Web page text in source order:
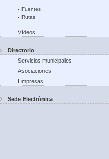
Fuentes
Rutas
Vídeos
Directorio
Servicios municipales
Asociaciones
Empresas
Sede Electrónica